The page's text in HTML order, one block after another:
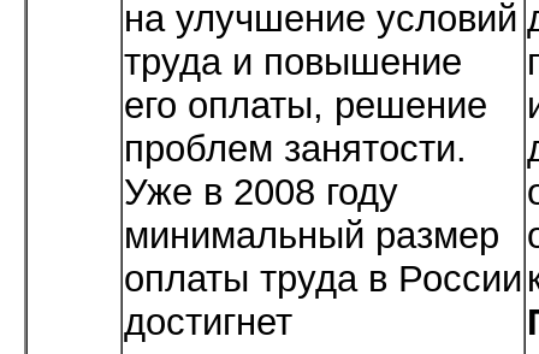
на улучшение условий
труда и повышение
его оплаты, решение
проблем занятости.
Уже в 2008 году
минимальный размер
оплаты труда в России
достигнет